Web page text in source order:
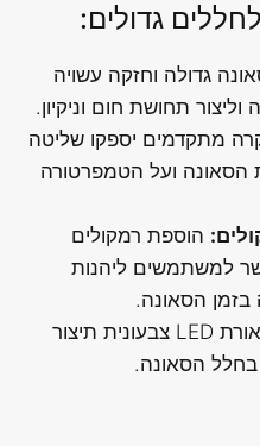
גדולים:
גדולה וחזקה עשויה
תחושת חום וניקיון.
מתקדמים יספקו שליטה
הסאונה ועל הטמפרטורה
הוספת רמקולים
למשתמשים ליהנות
בזמן הסאונה.
הוספת תאורת LED צבעונית תיצור
בחלל הסאונה.